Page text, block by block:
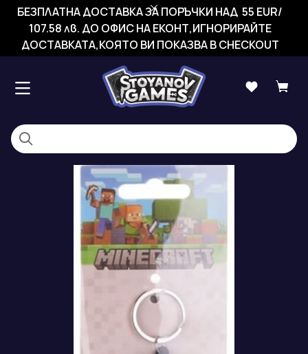
БЕЗПЛАТНА ДОСТАВКА ЗА ПОРЪЧКИ НАД 55 EUR/
107.58 лв. ДО ОФИС НА ЕКОНТ,ИГНОРИРАЙТЕ
ДОСТАВКАТА,КОЯТО ВИ ПОКАЗВА В CHECKOUT